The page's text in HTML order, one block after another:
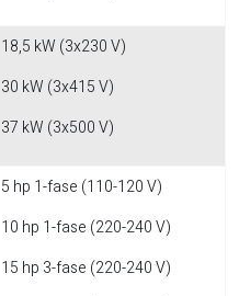
18,5 kW (3x230 V)
30 kW (3x415 V)
37 kW (3x500 V)
5 hp 1-fase (110-120 V)
10 hp 1-fase (220-240 V)
15 hp 3-fase (220-240 V)